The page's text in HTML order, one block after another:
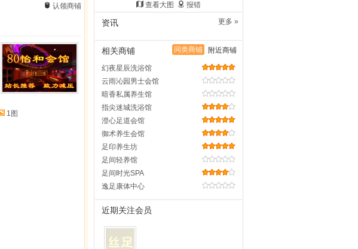
认领商铺
1图
查看大图
报错
更多 »
资讯
同类商铺 附近商铺
相关商铺
幻夜星辰洗浴馆
云雨沁园男士会馆
暗香私属养生馆
指尖迷城洗浴馆
澄心足道会馆
御术养生会馆
足印养生坊
足间轻养馆
足间时光SPA
逸足康体中心
近期关注会员